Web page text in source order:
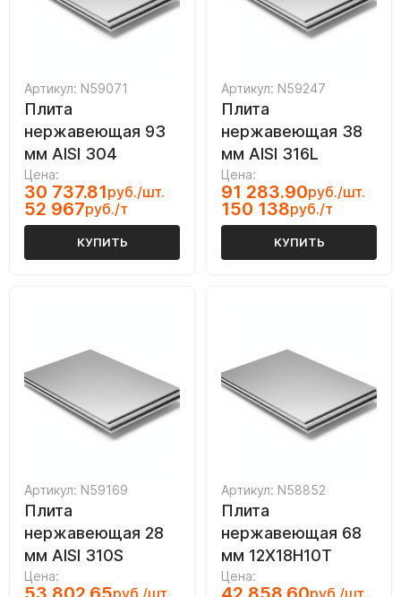
Артикул: N59071
Плита
нержавеющая 93
мм AISI 304
Цена:
30 737.81руб./шт.
52 967руб./т
КУПИТЬ
Артикул: N59247
Плита
нержавеющая 38
мм AISI 316L
Цена:
91 283.90руб./шт.
150 138руб./т
КУПИТЬ
Артикул: N59169
Плита
нержавеющая 28
мм AISI 310S
Цена:
Артикул: N58852
Плита
нержавеющая 68
мм 12Х18Н10Т
Цена: